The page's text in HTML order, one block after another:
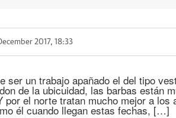
2017, 18:33
ser un trabajo apañado el del tipo
de la ubicuidad, las barbas están
el norte tratan mucho mejor a los
él cuando llegan estas fechas, […]